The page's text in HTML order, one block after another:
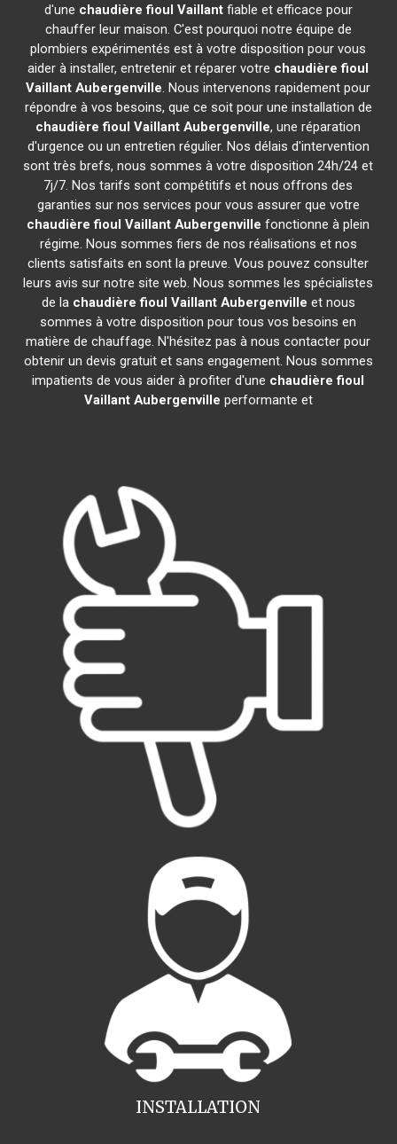
d'une chaudière fioul Vaillantfiable et efficace pour
chauffer leur maison. C'est pourquoi notre équipe de
plombiers expérimentés est à votre disposition pour vous
aider à installer, entretenir et réparer votre chaudière fioul
Vaillant Aubergenville. Nous intervenons rapidement pour
répondre à vos besoins, que ce soit pour une installation de
chaudière fioul Vaillant Aubergenville, une réparation
d'urgence ou un entretien régulier. Nos délais d'intervention
sont très brefs, nous sommes à votre disposition 24h/24 et
7j/7. Nos tarifs sont compétitifs et nous offrons des
garanties sur nos services pour vous assurer que votre
chaudière fioul Vaillant Aubergenville fonctionne à plein
régime. Nous sommes fiers de nos réalisations et nos
clients satisfaits en sont la preuve. Vous pouvez consulter
leurs avis sur notre site web. Nous sommes les spécialistes
de la chaudière fioul Vaillant Aubergenville et nous
sommes à votre disposition pour tous vos besoins en
matière de chauffage. N'hésitez pas à nous contacter pour
obtenir un devis gratuit et sans engagement. Nous sommes
impatients de vous aider à profiter d'une chaudière fioul
Vaillant Aubergenville performante et
INSTALLATION